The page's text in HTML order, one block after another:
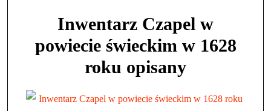
Inwentarz Czapel w
powiecie świeckim w 1628
roku opisany